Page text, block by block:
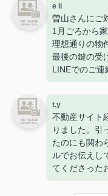
です。
ありがとうご
e ii
曽山さんにご
1月ごろから
理想通りの物
最後の鍵の受
LINEでのご連
長年不動産に
豊富で色んな
また家を探す
t.y
不動産サイト
りました。引
たのにも関わ
ルでお伝えし
てくださった
また、担当